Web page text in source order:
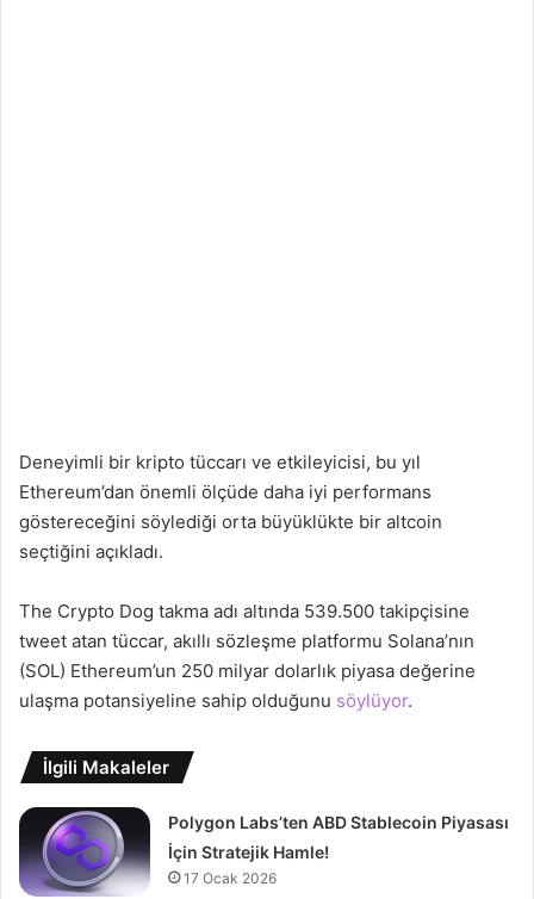
Deneyimli bir kripto tüccarı ve etkileyicisi, bu yıl
Ethereum’dan önemli ölçüde daha iyi performans
göstereceğini söylediği orta büyüklükte bir altcoin
seçtiğini açıkladı.
The Crypto Dog takma adı altında 539.500 takipçisine
tweet atan tüccar, akıllı sözleşme platformu Solana’nın
(SOL) Ethereum’un 250 milyar dolarlık piyasa değerine
ulaşma potansiyeline sahip olduğunu söylüyor.
İlgili Makaleler
Polygon Labs’ten ABD Stablecoin Piyasası
İçin Stratejik Hamle!
17 Ocak 2026